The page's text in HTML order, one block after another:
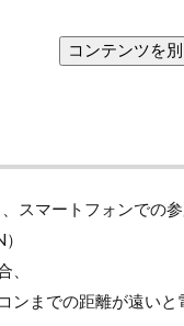
スマートフォンでの参
、
ンまでの距離が遠いと